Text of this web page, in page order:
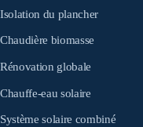
Isolation du plancher
Chaudière biomasse
Rénovation globale
Chauffe-eau solaire
Système solaire combiné